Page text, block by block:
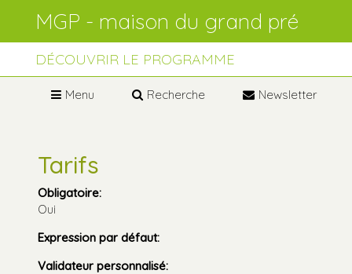
Aller
navigation
personnels
DÉCOUVRIR LE PROGRAMME
Menu Recherche Newsletter
Tarifs
Obligatoire:
Oui
Expression par défaut:
Validateur personnalisé: